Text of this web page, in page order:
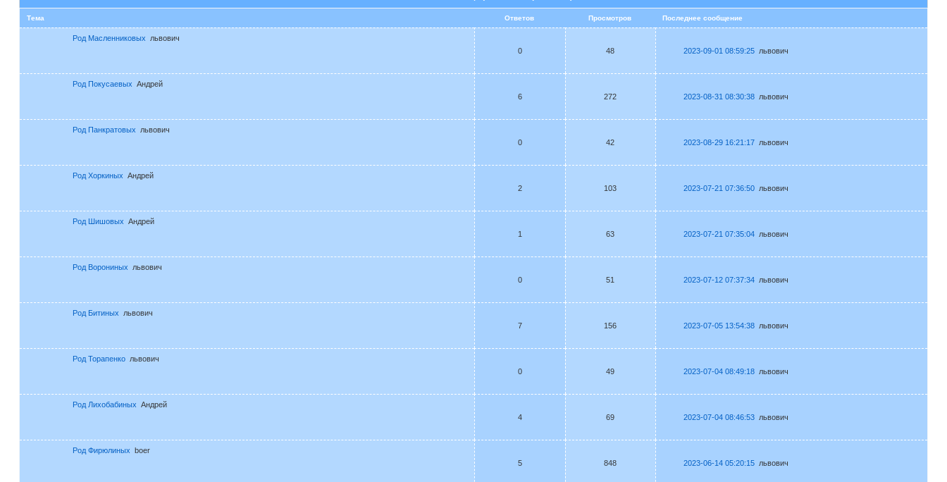
Тема Ответов Просмотров Последнее сообщение
Род Масленниковых
львович
0
48 2023-09-01 08:59:25 львович
Род Покусаевых Андрей
6
272 2023-08-31 08:30:38 львович
Род Панкратовых
львович
0
42 2023-08-29 16:21:17 львович
Род Хоркиных Андрей
2
103 2023-07-21 07:36:50 львович
Род Шишовых Андрей
1
63 2023-07-21 07:35:04 львович
Род Ворониных
львович
0
51 2023-07-12 07:37:34 львович
Род Битиных
львович
7
156 2023-07-05 13:54:38 львович
Род Торапенко львович
0
49 2023-07-04 08:49:18 львович
Род Лихобабиных Андрей
4
69 2023-07-04 08:46:53 львович
Род Фирюлиных boer
5
848 2023-06-14 05:20:15 львович